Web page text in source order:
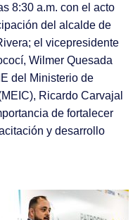
8:30 a.m. con el acto
del alcalde de
el vicepresidente
Wilmer Quesada
del Ministerio de
Ricardo Carvajal
de fortalecer
y desarrollo